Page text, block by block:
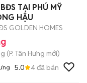
TẠI PHÚ MỸ
HẬU
GOLDEN HOMES
(P. Tân Hưng mới)
5.0 4đã bán